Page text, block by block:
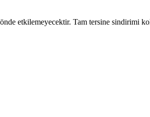
etkilemeyecektir. Tam tersine sindirimi